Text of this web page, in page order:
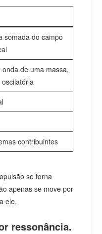
somada do campo
de uma massa,
contribuintes
se torna
apenas se move por
ele.
ressonância.